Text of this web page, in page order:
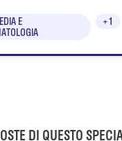
E +1
DI QUESTO